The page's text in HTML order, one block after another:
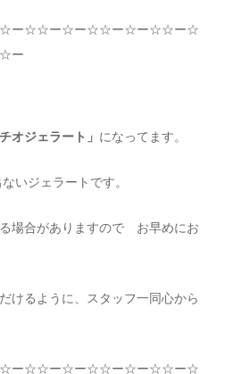
☆ー☆☆ー☆ー☆☆ー☆ー☆☆ー☆
ー
オジェラート」 になってます。
いジェラートです。
場合がありますので お早めにお
けるように、スタッフ一同心から
☆ー☆☆ー☆ー☆☆ー☆ー☆☆ー☆